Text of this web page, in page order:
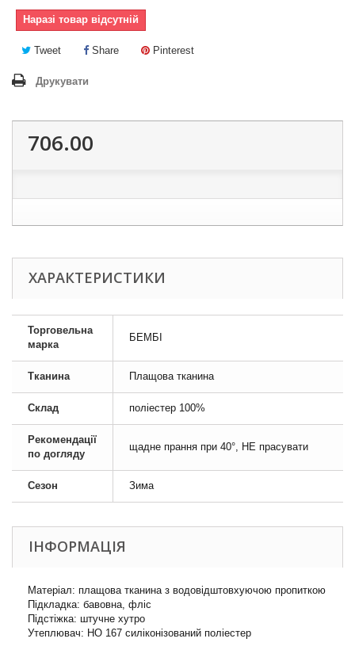
Наразі товар відсутній
Tweet Share Pinterest
Друкувати
706.00
ХАРАКТЕРИСТИКИ
Торговельна
марка
БЕМБІ
Тканина Плащова тканина
Склад поліестер 100%
Рекомендації
по догляду
щадне прання при 40°, НЕ прасувати
Сезон Зима
ІНФОРМАЦІЯ
Матеріал: плащова тканина з водовідштовхуючою пропиткою
Підкладка: бавовна, фліс
Підстіжка: штучне хутро
Утеплювач: НО 167 силіконізований поліестер